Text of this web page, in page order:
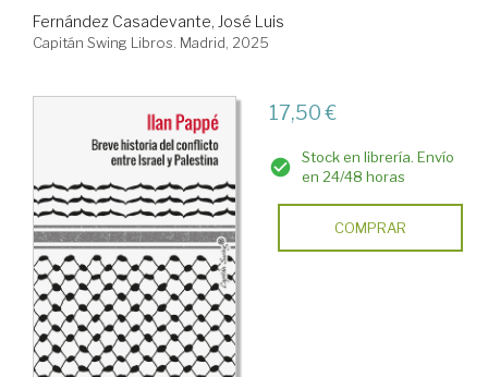
Fernández Casadevante, José Luis
Capitán Swing Libros. Madrid, 2025
17,50 €
Stock en librería. Envío
en 24/48 horas
COMPRAR